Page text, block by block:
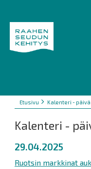
Murupolku
You
here:
Etusivu Kalenteri - päivä
Kalenteri -
29.04.2025
Ruotsin markkinat